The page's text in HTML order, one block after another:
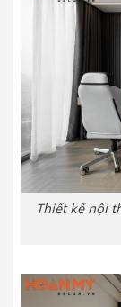
Thiết kế nội